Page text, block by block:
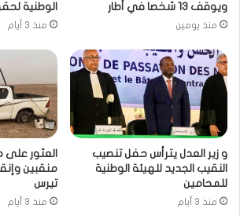
ويوقف 13 شخصا في أطار
منذ يومين
الوطنية
منذ 3 أيام
و زير العدل يترأس حفل تنصيب
النقيب الجديد للهيئة الوطنية
للمحامين
منذ 3 أيام
العثور
منقبين
تيرس
منذ 3 أيام